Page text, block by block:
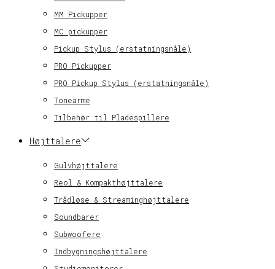
MM Pickupper
MC pickupper
Pickup Stylus (erstatningsnåle)
PRO Pickupper
PRO Pickup Stylus (erstatningsnåle)
Tonearme
Tilbehør til Pladespillere
Højttalere
Gulvhøjttalere
Reol & Kompakthøjttalere
Trådløse & Streaminghøjttalere
Soundbarer
Subwoofere
Indbygningshøjttalere